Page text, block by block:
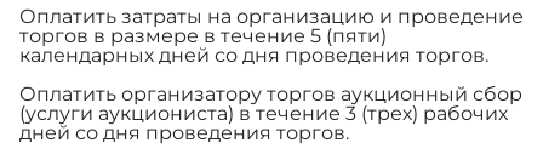
Оплатить затраты на организацию и проведение
торгов в размере в течение 5 (пяти)
календарных дней со дня проведения торгов.
Оплатить организатору торгов аукционный сбор
(услуги аукциониста) в течение 3 (трех) рабочих
дней со дня проведения торгов.